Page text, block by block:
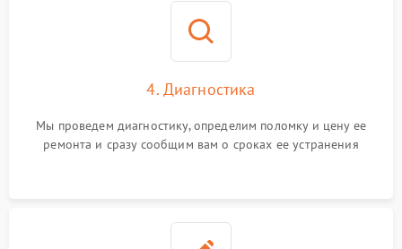
4. Диагностика
Мы проведем диагностику, определим поломку и цену ее
ремонта и сразу сообщим вам о сроках ее устранения